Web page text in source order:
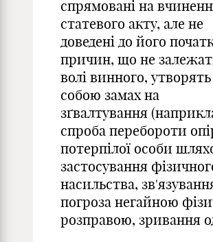
спрямовані на
статевого акту, але не
доведені до його
причин, що не
волі винного, утворять
собою замах на
зґвалтування
спроба перебороти
потерпілої особи
застосування
насильства,
погроза негайною
розправою, зривання